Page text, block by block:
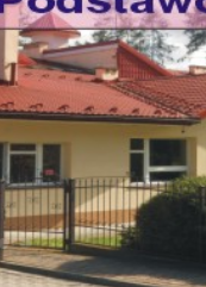
Element